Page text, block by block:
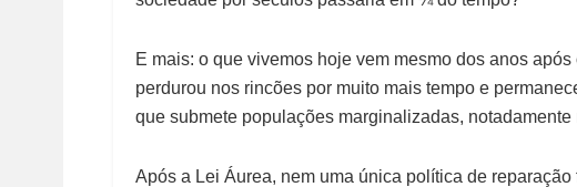
E mais: o que vivemos hoje vem mesmo dos anos
perdurou nos rincões por muito mais tempo e
que submete populações marginalizadas, notadamente
Após a Lei Áurea, nem uma única política de